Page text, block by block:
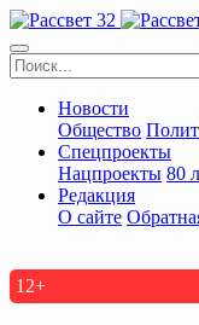
Новости
Общество
Спецпроекты
Нацпроекты 80
Редакция
О сайте
12+